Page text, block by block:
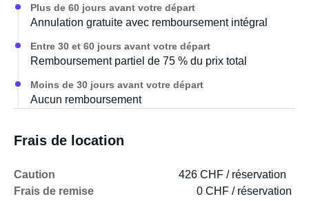
Plus de 60 jours avant votre départ
Annulation gratuite avec remboursement intégral
Entre 30 et 60 jours avant votre départ
Remboursement partiel de 75 % du prix total
Moins de 30 jours avant votre départ
Aucun remboursement
Frais de location
Caution
426 CHF / réservation
Frais de remise
0 CHF / réservation